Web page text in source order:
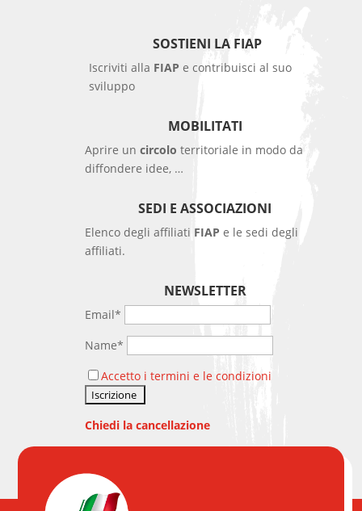
SOSTIENI LA FIAP
Iscriviti alla FIAP e contribuisci al suo
sviluppo
MOBILITATI
Aprire un circolo territoriale in modo da
diffondere idee, …
SEDI E ASSOCIAZIONI
Elenco degli affiliati FIAP e le sedi degli
affiliati.
NEWSLETTER
Email*
Name*
Accetto i termini e le condizioni
Chiedi la cancellazione